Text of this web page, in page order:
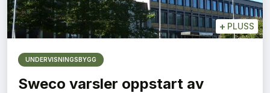
+ PLUSS
UNDERVISNINGSBYGG
Sweco varsler oppstart av